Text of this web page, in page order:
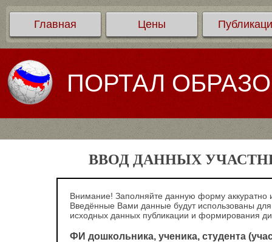
Главная Цены
ПОРТАЛ
ВВОД ДАННЫХ
Внимание! Заполняйте данную форму аккуратно
Введённые Вами данные будут использованы
исходных данных публикации и формирования
ФИ дошкольника, ученика, студента